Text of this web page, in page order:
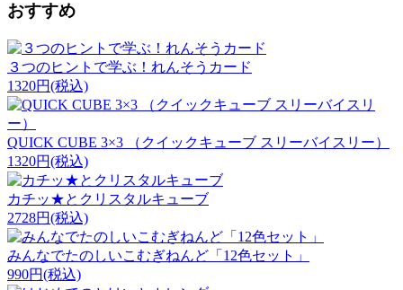
おすすめ
３つのヒントで学ぶ！れんそうカード
1320円(税込)
QUICK CUBE 3×3 （クイックキューブ スリーバイスリー）
1320円(税込)
カチッ★とクリスタルキューブ
2728円(税込)
みんなでたのしいこむぎねんど「12色セット」
990円(税込)